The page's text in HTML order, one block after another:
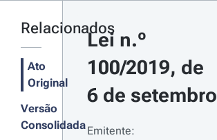
Relacionados
Ato
Original
Versão
Consolidada
Lei n.º
100/2019, de
6 de setembro
Emitente: